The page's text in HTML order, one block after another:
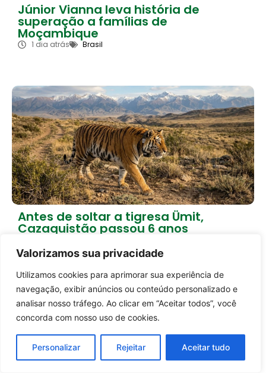
Valorizamos sua privacidade
Utilizamos cookies para aprimorar sua experiência de
navegação, exibir anúncios ou conteúdo personalizado e
analisar nosso tráfego. Ao clicar em “Aceitar todos”, você
concorda com nosso uso de cookies.
Personalizar Rejeitar Aceitar tudo
Júnior Vianna leva história de
superação a famílias de
Moçambique
1 dia atrás Brasil
Antes de soltar a tigresa Ümit,
Cazaquistão passou 6 anos
1 dia atrás Empreendedorismo
Carregar mais notícias